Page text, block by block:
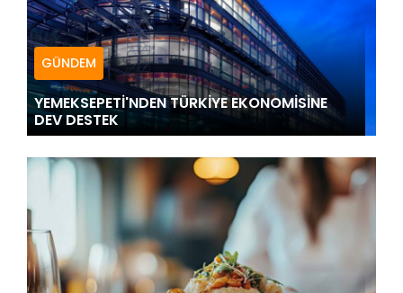
GÜNDEM
YEMEKSEPETİ'NDEN TÜRKİYE EKONOMİSİNE
DEV DESTEK